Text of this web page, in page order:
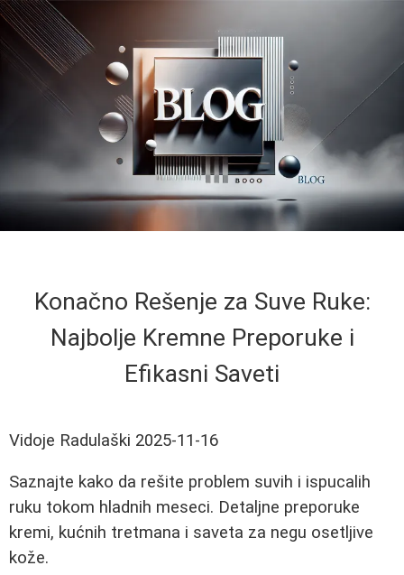
Konačno Rešenje za Suve Ruke:
Najbolje Kremne Preporuke i
Efikasni Saveti
Vidoje Radulaški 2025-11-16
Saznajte kako da rešite problem suvih i ispucalih
ruku tokom hladnih meseci. Detaljne preporuke
kremi, kućnih tretmana i saveta za negu osetljive
kože.